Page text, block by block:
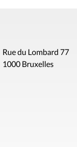
Rue du Lombard 77
1000 Bruxelles